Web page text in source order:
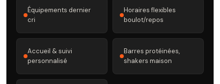
Équipements dernier
cri
Horaires flexibles
boulot/repos
Accueil & suivi
personnalisé
Barres protéinées,
shakers maison